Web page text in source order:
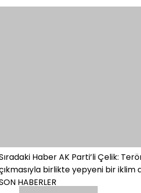
HaberAK Parti’li Çelik:
birlikte yepyeni bir iklim
HABERLER